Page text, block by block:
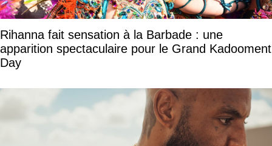
Rihanna fait sensation à la Barbade : une
apparition spectaculaire pour le Grand Kadooment
Day